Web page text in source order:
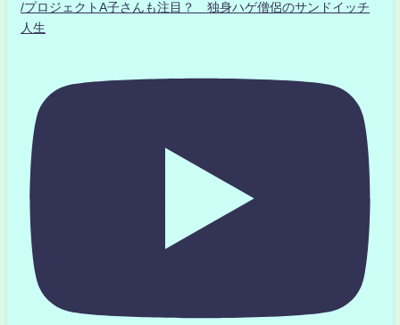
/プロジェクトA子さんも注目？ 独身ハゲ僧侶のサンドイッチ
人生